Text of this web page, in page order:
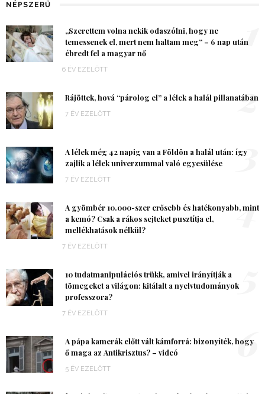
NÉPSZERŰ
„Szerettem volna nekik odaszólni, hogy ne
temessenek el, mert nem haltam meg” – 6 nap után
ébredt fel a magyar nő
6 ÉV EZELŐTT
1
Rájöttek, hová “párolog el” a lélek a halál pillanatában
7 ÉV EZELŐTT 2
A lélek még 42 napig van a Földön a halál után: így
zajlik a lélek univerzummal való egyesülése
7 ÉV EZELŐTT
3
A gyömbér 10.000-szer erősebb és hatékonyabb, mint
a kemó? Csak a rákos sejteket pusztítja el,
mellékhatások nélkül?
7 ÉV EZELŐTT
4
10 tudatmanipulációs trükk, amivel irányítják a
tömegeket a világon: kitálalt a nyelvtudományok
professzora?
7 ÉV EZELŐTT
A pápa kamerák előtt vált kámforrá: bizonyíték, hogy
ő maga az Antikrisztus? – videó
5 ÉV EZELŐTT
6